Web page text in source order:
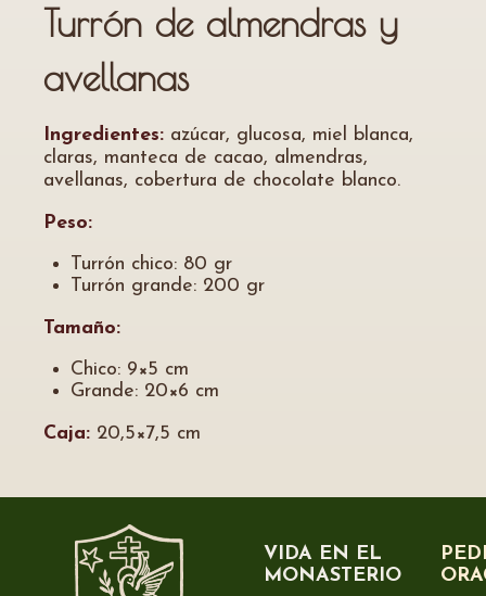
Turrón de almendras y
avellanas
Ingredientes: azúcar, glucosa, miel blanca,
claras, manteca de cacao, almendras,
avellanas, cobertura de chocolate blanco.
Peso:
Turrón chico: 80 gr
Turrón grande: 200 gr
Tamaño:
Chico: 9×5 cm
Grande: 20×6 cm
Caja: 20,5×7,5 cm
VIDA EN EL
MONASTERIO